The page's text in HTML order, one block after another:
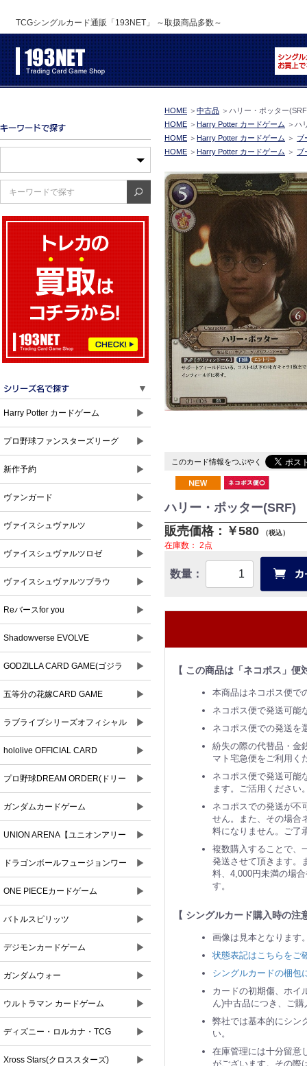
TCGシングルカード通販「193NET」 ～取扱商品多数～
▼
Harry Potter カードゲーム ▶
プロ野球ファンスターズリーグ ▶
新作予約 ▶
ヴァンガード ▶
ヴァイスシュヴァルツ ▶
ヴァイスシュヴァルツロゼ ▶
ヴァイスシュヴァルツブラウ ▶
Reバースfor you ▶
Shadowverse EVOLVE ▶
GODZILLA CARD GAME(ゴジラ
カードゲーム)
▶
五等分の花嫁CARD GAME ▶
ラブライブシリーズオフィシャル
カードゲーム
▶
hololive OFFICIAL CARD
GAME(ホロライブオフィシャルカ
ードゲーム)
▶
プロ野球DREAM ORDER(ドリー
ムオーダー)
▶
ガンダムカードゲーム ▶
UNION ARENA【ユニオンアリー
ナ】
▶
ドラゴンボールフュージョンワー
ルド
▶
ONE PIECEカードゲーム ▶
バトルスピリッツ ▶
デジモンカードゲーム ▶
ガンダムウォー ▶
ウルトラマン カードゲーム ▶
ディズニー・ロルカナ・TCG ▶
Xross Stars(クロススターズ) ▶
HOME ＞ 中古品 ＞ ハリー・ポッター
HOME ＞ Harry Potter カードゲーム ＞ ハ
HOME ＞ Harry Potter カードゲーム ＞ ブ
HOME ＞ Harry Potter カードゲーム ＞ ブ
このカード情報をつぶやく
ハリー・ポッター(SRF)
販売価格：￥580
（税込）
在庫数： 2点
数量：
【 この商品は「ネコポス」便
本商品はネコポス便で
ネコポス便で発送可能
ネコポス便での発送を
紛失の際の代替品・金
マト宅急便をご利用く
ネコポス便で発送可能
ます。ご活用ください
ネコポスでの発送が不
せん。また、その場合
料になりません。ご了
複数購入することで、
発送させて頂きます。
料、4,000円未満の場
す。
【 シングルカード購入時の注
画像は見本となります
状態表記はこちらをご
シングルカードの梱包
カードの初期傷、ホイ
ん)中古品につき、ご
弊社では基本的にシン
い。
在庫管理には十分留意
がございます。その際